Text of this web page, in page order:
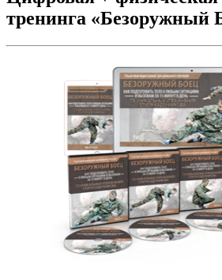
тренинга «Безоружный